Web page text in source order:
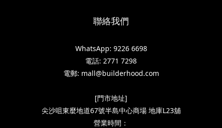
聯絡我們
WhatsApp: 9226 6698
電話: 2771 7298
電郵: mall@builderhood.com
[門市地址]
尖沙咀東麼地道67號半島中心商場 地庫L23舖
營業時間：